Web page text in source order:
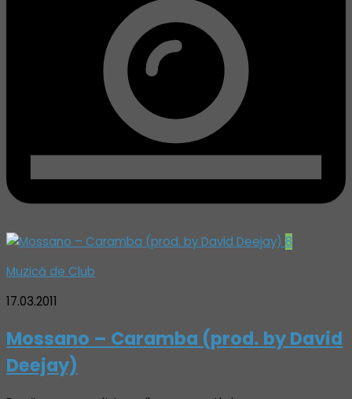
8
Muzică de Club
17.03.2011
Mossano – Caramba (prod. by David
Deejay)